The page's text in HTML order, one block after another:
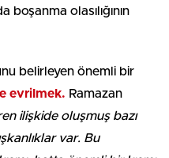
olasılığının
belirleyen önemli bir
evrilmek. Ramazan
ilişkide oluşmuş bazı
var. Bu